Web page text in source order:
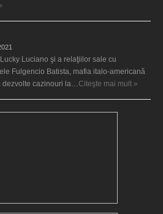
Luciano şi a relaţiilor sale cu
Fulgencio Batista, mafia italo-americană
dezvolte cazinouri la…Citeşte mai mult »